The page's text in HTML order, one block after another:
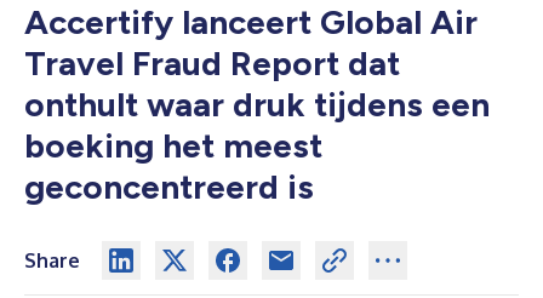
Accertify lanceert Global Air
Travel Fraud Report dat
onthult waar druk tijdens een
boeking het meest
geconcentreerd is
Share